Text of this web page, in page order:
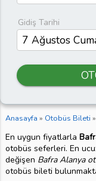
Gidiş Tarihi
Anasayfa » Otobüs Bileti »
En uygun fiyatlarla
otobüs seferleri. En
değişen Bafra Alanya
otobüs bileti